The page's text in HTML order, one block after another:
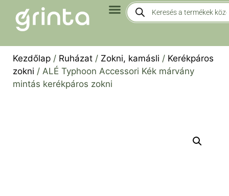
Kezdőlap / Ruházat / Zokni, kamásli / Kerékpáros
zokni / ALÉ Typhoon Accessori Kék márvány
mintás kerékpáros zokni